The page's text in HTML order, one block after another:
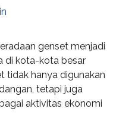
genset menjadi
di kota-kota besar
tidak hanya digunakan
tetapi juga
aktivitas ekonomi